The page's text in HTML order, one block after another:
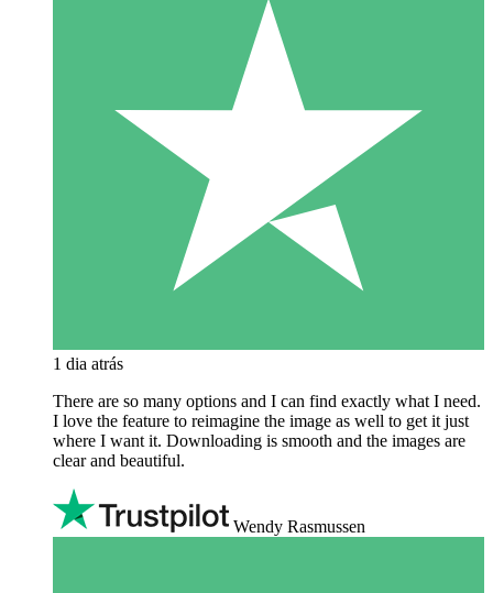
1 dia atrás
There are so many options and I can find exactly what I need.
I love the feature to reimagine the image as well to get it just
where I want it. Downloading is smooth and the images are
clear and beautiful.
Wendy Rasmussen